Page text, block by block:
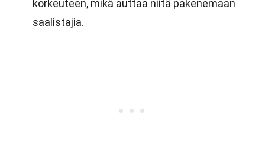
korkeuteen, mikä auttaa niitä pakenemaan
saalistajia.